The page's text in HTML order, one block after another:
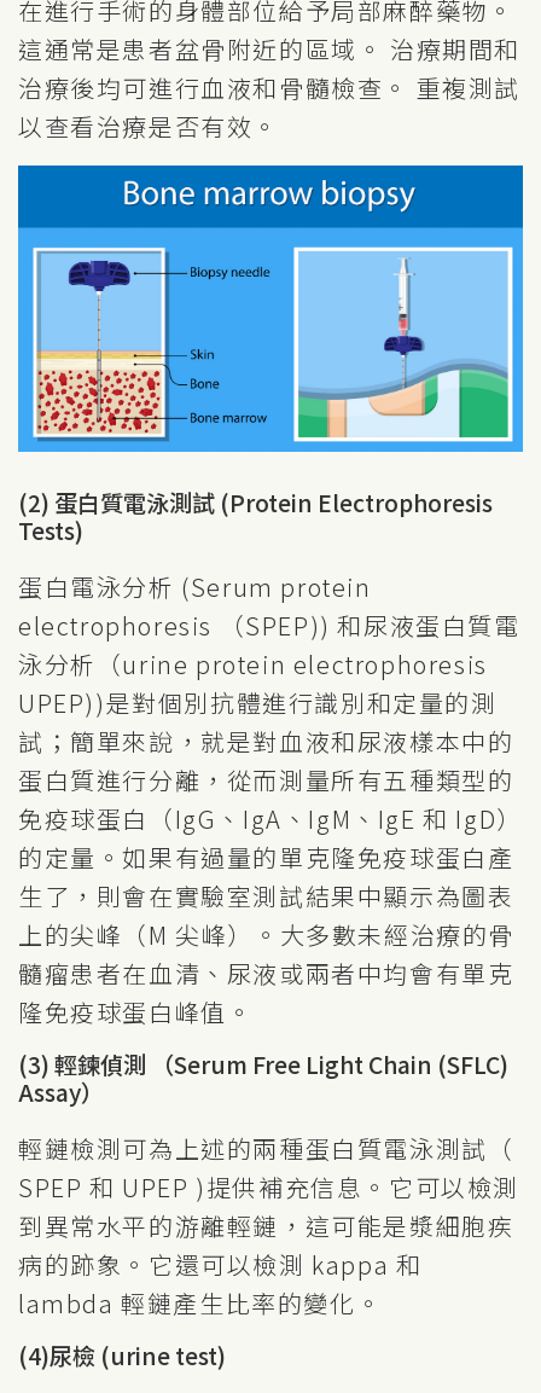
在進行手術的身體部位給予局部麻醉藥物。
這通常是患者盆骨附近的區域。 治療期間和
治療後均可進行血液和骨髓檢查。 重複測試
以查看治療是否有效。
(2) 蛋白質電泳測試 (Protein Electrophoresis
Tests)
蛋白電泳分析 (Serum protein
electrophoresis （SPEP)) 和尿液蛋白質電
泳分析（urine protein electrophoresis
UPEP))是對個別抗體進行識別和定量的測
試；簡單來說，就是對血液和尿液樣本中的
蛋白質進行分離，從而測量所有五種類型的
免疫球蛋白（IgG、IgA、IgM、IgE 和 IgD）
的定量。如果有過量的單克隆免疫球蛋白產
生了，則會在實驗室測試結果中顯示為圖表
上的尖峰（M 尖峰）。大多數未經治療的骨
髓瘤患者在血清、尿液或兩者中均會有單克
隆免疫球蛋白峰值。
(3) 輕鍊偵測 （Serum Free Light Chain (SFLC)
Assay）
輕鏈檢測可為上述的兩種蛋白質電泳測試（
SPEP 和 UPEP )提供補充信息。它可以檢測
到異常水平的游離輕鏈，這可能是漿細胞疾
病的跡象。它還可以檢測 kappa 和
lambda 輕鏈產生比率的變化。
(4)尿檢 (urine test)